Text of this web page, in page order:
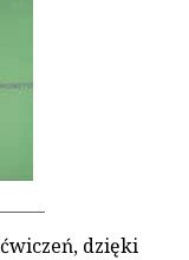
dzięki